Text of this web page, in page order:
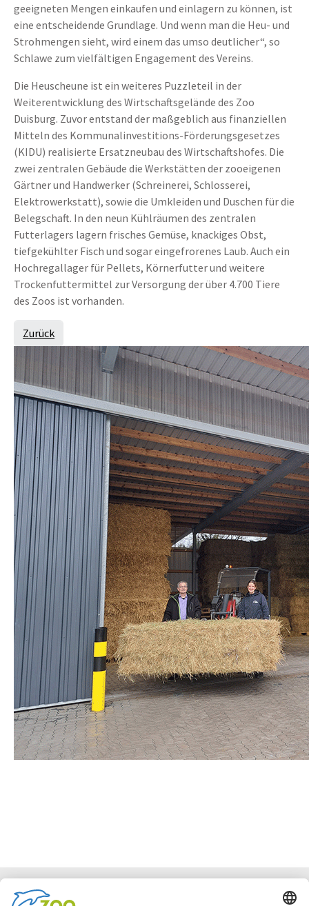
geeigneten Mengen einkaufen und einlagern zu können, ist
eine entscheidende Grundlage. Und wenn man die Heu- und
Strohmengen sieht, wird einem das umso deutlicher“, so
Schlawe zum vielfältigen Engagement des Vereins.
Die Heuscheune ist ein weiteres Puzzleteil in der
Weiterentwicklung des Wirtschaftsgelände des Zoo
Duisburg. Zuvor entstand der maßgeblich aus finanziellen
Mitteln des Kommunalinvestitions-Förderungsgesetzes
(KIDU) realisierte Ersatzneubau des Wirtschaftshofes. Die
zwei zentralen Gebäude die Werkstätten der zooeigenen
Gärtner und Handwerker (Schreinerei, Schlosserei,
Elektrowerkstatt), sowie die Umkleiden und Duschen für die
Belegschaft. In den neun Kühlräumen des zentralen
Futterlagers lagern frisches Gemüse, knackiges Obst,
tiefgekühlter Fisch und sogar eingefrorenes Laub. Auch ein
Hochregallager für Pellets, Körnerfutter und weitere
Trockenfuttermittel zur Versorgung der über 4.700 Tiere
des Zoos ist vorhanden.
Zurück